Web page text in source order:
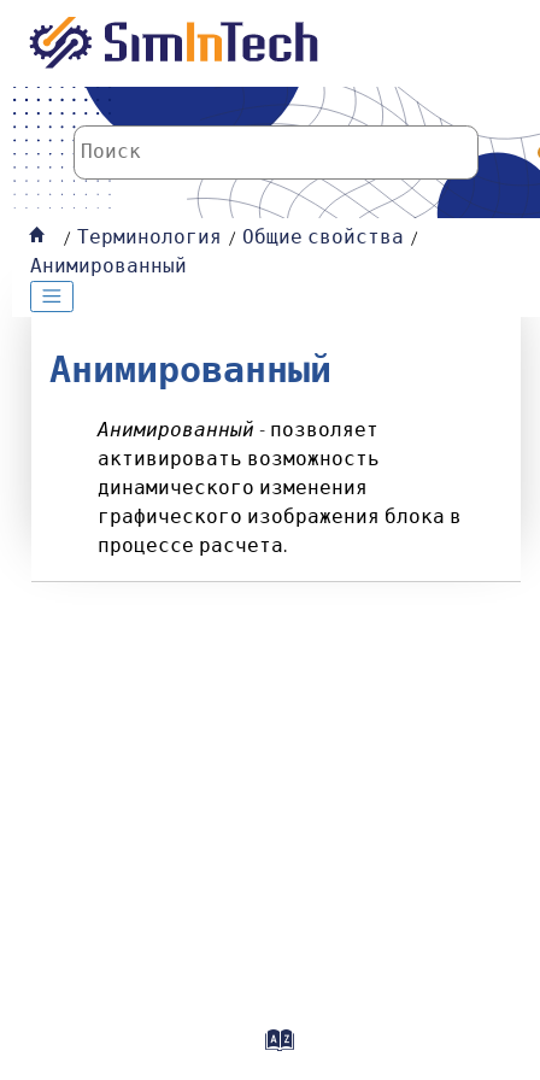
Терминология
Общие свойства
Анимированный
Анимированный
Анимированный - позволяет
активировать возможность
динамического изменения
графического изображения блока в
процессе расчета.